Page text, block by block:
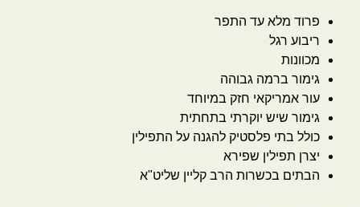
פרוד מלא עד התפר
ריבוע רגל
מכוונות
גימור ברמה גבוהה
עור אמריקאי חזק במיוחד
גימור שיש יוקרתי בתחתית
כולל בתי פלסטיק להגנה על התפילין
יצרן תפילין שפירא
הבתים בכשרות הרב קליין שליט"א